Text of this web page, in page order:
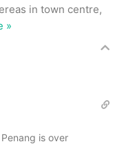
in town centre,
»
is over